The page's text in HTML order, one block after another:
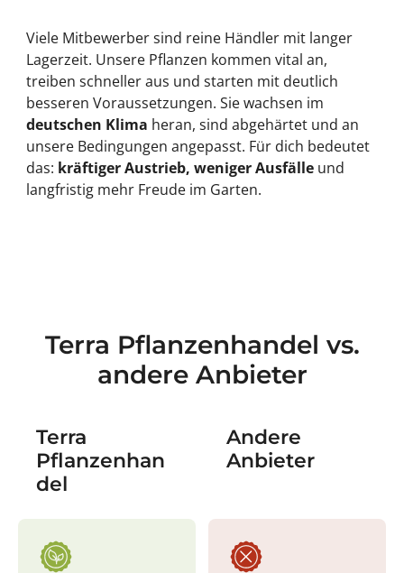
Viele Mitbewerber sind reine Händler mit langer
Lagerzeit. Unsere Pflanzen kommen vital an,
treiben schneller aus und starten mit deutlich
besseren Voraussetzungen. Sie wachsen im
deutschen Klima heran, sind abgehärtet und an
unsere Bedingungen angepasst. Für dich bedeutet
das: kräftiger Austrieb, weniger Ausfälle und
langfristig mehr Freude im Garten.
Terra Pflanzenhandel vs.
andere Anbieter
Terra
Pflanzenhan
del
Andere
Anbieter